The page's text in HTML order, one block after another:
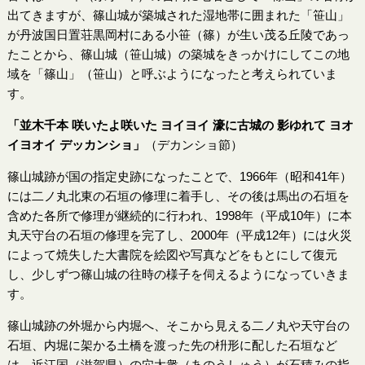
出てきますが、篠山城が築城された湿地帯に囲まれた「笹山」
が丹波国日置荘黒岡村にある小笹（篠）が生い茂る丘陵であっ
たことから、篠山城（笹山城）の築城をきっかけにしてこの地
域を「篠山」（笹山）と呼ぶようになったと考えられていま
す。
「並木千本 咲いたよ咲いた ヨイヨイ 濠に古城の 影ゆれて ヨオ
イヨオイ デッカンショ」
（デカンショ節）
篠山城跡が国の指定史跡になったことで、1966年（昭和41年）
には二ノ丸北東の石垣の修理に着手し、その後は馬出の石垣を
含めた各所で修理が継続的に行われ、1998年（平成10年）に本
丸天守台の石垣の修理を完了し、2000年（平成12年）には火災
によって焼失した大書院を絵図や写真などをもとにして復元
し、少しずつ篠山城の往時の様子を伺えるようになっていきま
す。
篠山城跡の外堀から内堀へ、そこから見える二ノ丸や天守台の
石垣、内堀に架かる土橋を渡った先の枡形に配した石垣など